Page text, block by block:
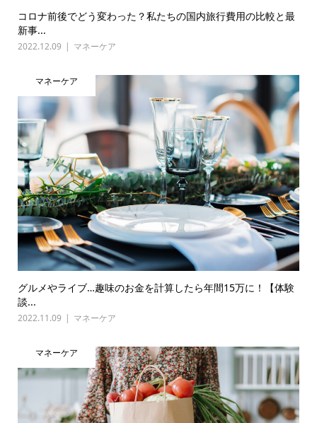
コロナ前後でどう変わった？私たちの国内旅行費用の比較と最
新事...
2022.12.09 マネーケア
マネーケア
グルメやライブ…趣味のお金を計算したら年間15万に！【体験
談...
2022.11.09 マネーケア
マネーケア